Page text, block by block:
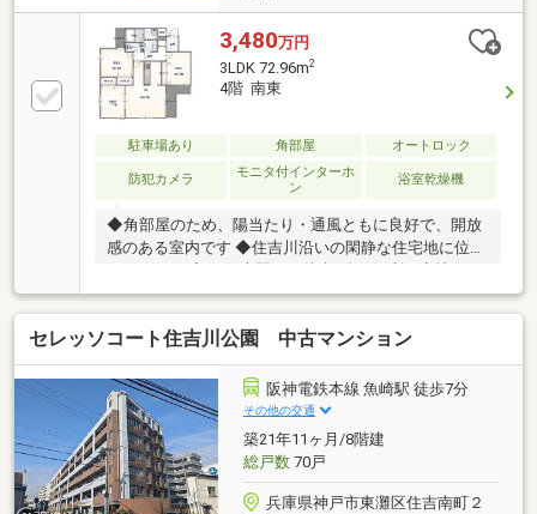
3,480万円
3LDK 72.96m2
4階 南東
駐車場あり 角部屋 オートロック
防犯カメラ
モニタ付インターホ
ン
浴室乾燥機
◆角部屋のため、陽当たり・通風ともに良好で、開放
感のある室内です ◆住吉川沿いの閑静な住宅地に位置
◆近隣には生活に便利な施設が充実しています
セレッソコート住吉川公園 中古マンション
阪神電鉄本線 魚崎駅 徒歩7分
その他の交通
築21年11ヶ月/8階建
総戸数70戸
兵庫県神戸市東灘区住吉南町２